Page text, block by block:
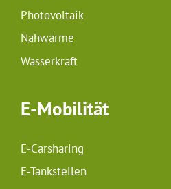
Photovoltaik
Nahwärme
Wasserkraft
E-Mobilität
E-Carsharing
E-Tankstellen